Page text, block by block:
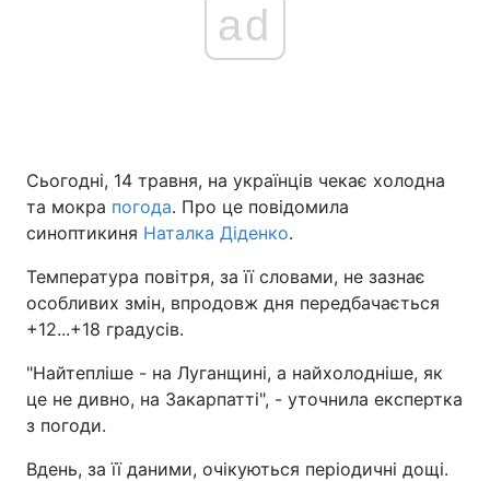
ad
Сьогодні, 14 травня, на українців чекає холодна
та мокра погода. Про це повідомила
синоптикиня Наталка Діденко.
Температура повітря, за її словами, не зазнає
особливих змін, впродовж дня передбачається
+12...+18 градусів.
"Найтепліше - на Луганщині, а найхолодніше, як
це не дивно, на Закарпатті", - уточнила експертка
з погоди.
Вдень, за її даними, очікуються періодичні дощі.